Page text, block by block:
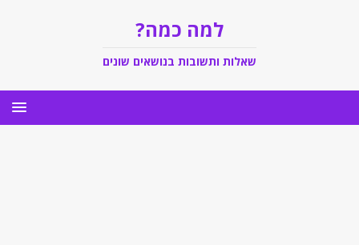
למה כמה?
שאלות ותשובות בנושאים שונים